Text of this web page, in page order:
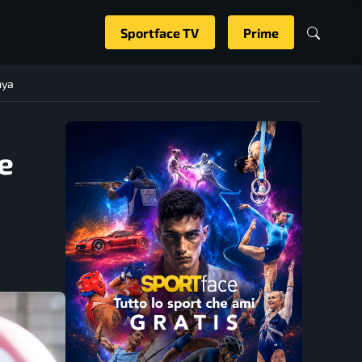
Sportface TV Prime